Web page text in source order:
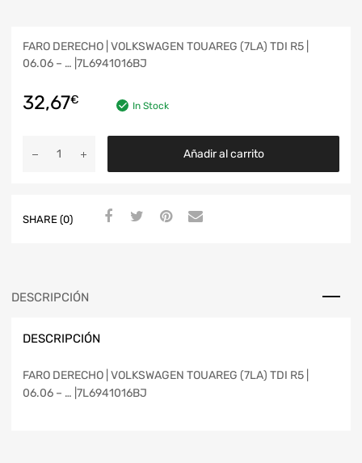
FARO DERECHO | VOLKSWAGEN TOUAREG (7LA) TDI R5 |
06.06 – … |7L6941016BJ
32,67€ In Stock
Añadir al carrito
SHARE (0)
DESCRIPCIÓN
DESCRIPCIÓN
FARO DERECHO | VOLKSWAGEN TOUAREG (7LA) TDI R5 |
06.06 – … |7L6941016BJ